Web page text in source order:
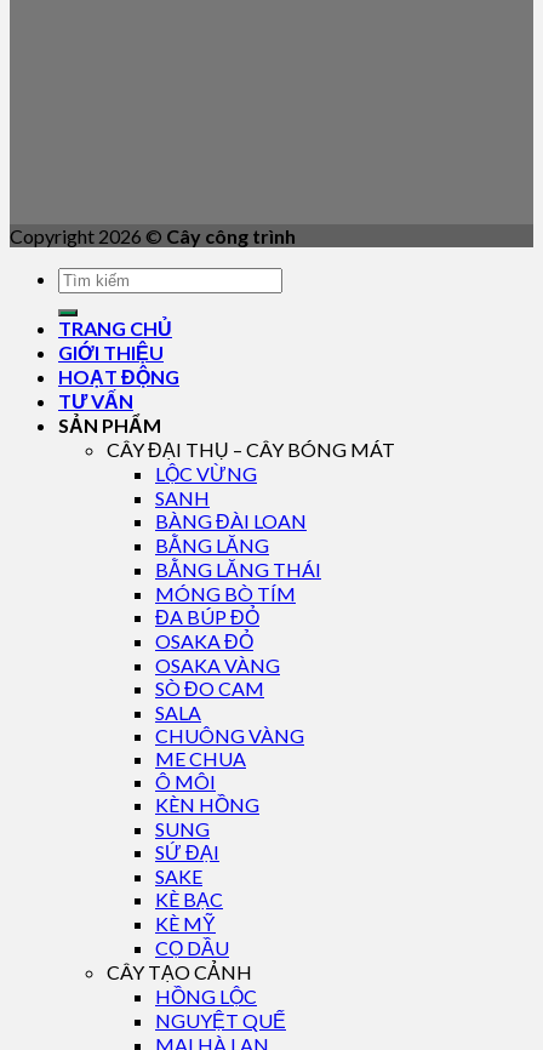
Copyright 2026 © Cây công trình
TRANG CHỦ
GIỚI THIỆU
HOẠT ĐỘNG
TƯ VẤN
SẢN PHẨM
CÂY ĐẠI THỤ – CÂY BÓNG MÁT
LỘC VỪNG
SANH
BÀNG ĐÀI LOAN
BẰNG LĂNG
BẰNG LĂNG THÁI
MÓNG BÒ TÍM
ĐA BÚP ĐỎ
OSAKA ĐỎ
OSAKA VÀNG
SÒ ĐO CAM
SALA
CHUÔNG VÀNG
ME CHUA
Ô MÔI
KÈN HỒNG
SUNG
SỨ ĐẠI
SAKE
KÈ BẠC
KÈ MỸ
CỌ DẦU
CÂY TẠO CẢNH
HỒNG LỘC
NGUYỆT QUẾ
MAI HÀ LAN